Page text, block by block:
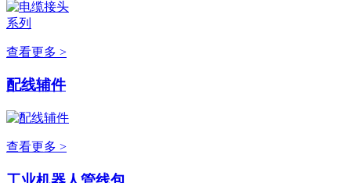
查看更多 >
配线辅件
查看更多 >